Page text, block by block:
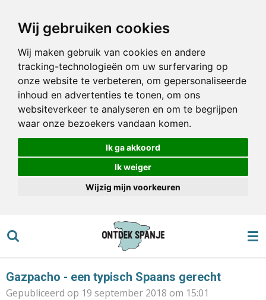
Wij gebruiken cookies
Wij maken gebruik van cookies en andere
tracking-technologieën om uw surfervaring op
onze website te verbeteren, om gepersonaliseerde
inhoud en advertenties te tonen, om ons
websiteverkeer te analyseren en om te begrijpen
waar onze bezoekers vandaan komen.
Ik ga akkoord
Ik weiger
Wijzig mijn voorkeuren
direct
hoofdinhoud
Gazpacho - een typisch Spaans gerecht
Gepubliceerd op 19 september 2018 om 15:01